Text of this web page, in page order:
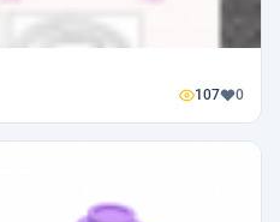
107 0